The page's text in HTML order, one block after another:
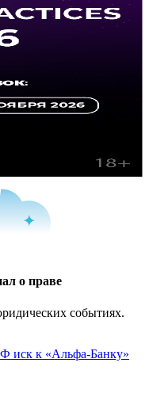
о праве
событиях.
иск к «Альфа-Банку»